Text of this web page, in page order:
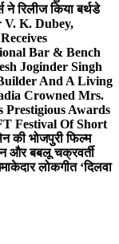
ने रिलीज किया बर्थडे
K. Dubey,
Bar & Bench
Joginder Singh
And A Living
Crowned Mrs.
Awards
Festival Of Short
की भोजपुरी फिल्म
और बबलू चक्रवर्ती
लोकगीत ‘दिलवा